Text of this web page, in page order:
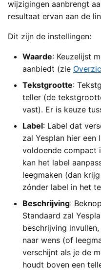
wijzigingen aanbrengt
resultaat ervan aan de
Dit zijn de instellingen:
Waarde: Keuzelijst
aanbiedt (zie
Tekstgrootte:
teller (de
vast). Er is keuze
Label: Label dat
zal Yesplan hier
voldoende compact
kan het label
leegmaken (dan
zónder label in het
Beschrijving:
Standaard zal
beschrijving
naar wens (of
verschijnt als je de
houdt boven een